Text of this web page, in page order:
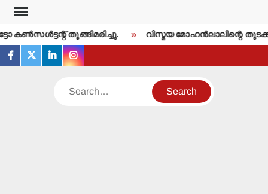
Skip
content
കണ്‍സള്‍ട്ടന്റ് തൂങ്ങിമരിച്ചു. വിസ്മയ മോഹന്‍ലാലിന്റെ
facebook
twitterlinkedininstagram
Search